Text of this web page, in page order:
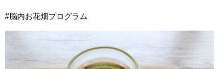
#脳内お花畑プログラム